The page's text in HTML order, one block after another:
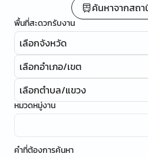
ค้นหาจากสถ
พื้นที่สะดวกรับงาน
เลือกจังหวัด
เลือกอำเภอ/เขต
เลือกตำบล/แขวง
หมวดหมู่งาน
คำที่ต้องการค้นหา